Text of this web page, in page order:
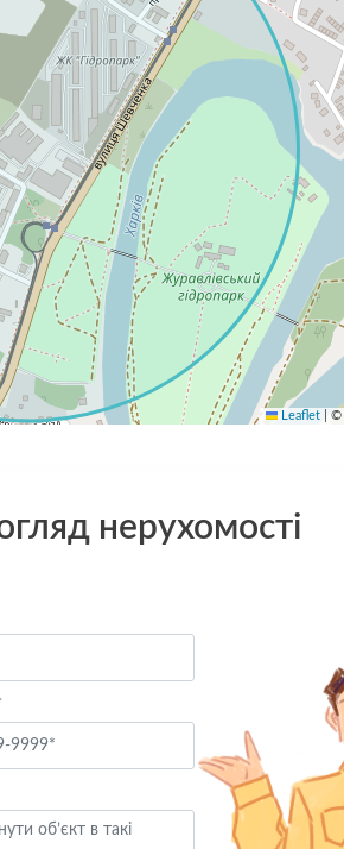
Leaflet ©
нерухомості